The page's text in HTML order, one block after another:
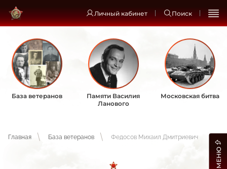
Личный кабинет Поиск
База ветеранов
Памяти Василия
Ланового
Московская битва
Главная База ветеранов Федосов Михаил Дмитриевич
МЕНЮ